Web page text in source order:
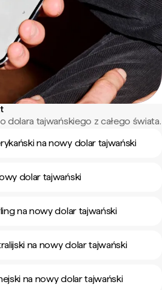
dolara tajwańskiego z całego świata.
na nowy dolar tajwański
dolar tajwański
na nowy dolar tajwański
na nowy dolar tajwański
na nowy dolar tajwański